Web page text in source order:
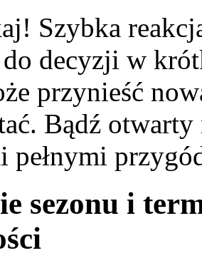
Szybka
decyzji w
przynieść
Bądź
pełnymi
sezonu i